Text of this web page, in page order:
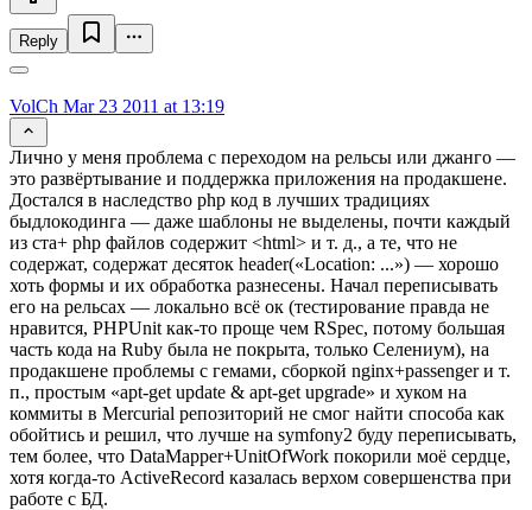
Reply
VolCh Mar 23 2011 at 13:19
Лично у меня проблема с переходом на рельсы или джанго —
это развёртывание и поддержка приложения на продакшене.
Достался в наследство php код в лучших традициях
быдлокодинга — даже шаблоны не выделены, почти каждый
из ста+ php файлов содержит <html> и т. д., а те, что не
содержат, содержат десяток header(«Loсation: ...») — хорошо
хоть формы и их обработка разнесены. Начал переписывать
его на рельсах — локально всё ок (тестирование правда не
нравится, PHPUnit как-то проще чем RSpec, потому большая
часть кода на Ruby была не покрыта, только Селениум), на
продакшене проблемы с гемами, сборкой nginx+passenger и т.
п., простым «apt-get update & apt-get upgrade» и хуком на
коммиты в Mercurial репозиторий не смог найти способа как
обойтись и решил, что лучше на symfony2 буду переписывать,
тем более, что DataMapper+UnitOfWork покорили моё сердце,
хотя когда-то ActiveRecord казалась верхом совершенства при
работе с БД.